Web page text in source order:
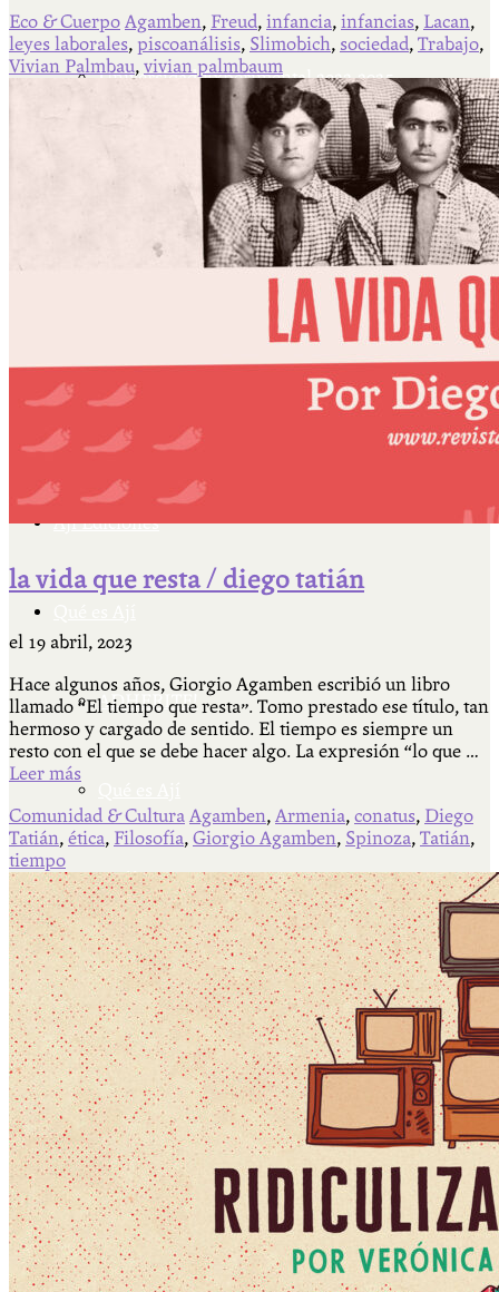
Universidad Experimental 2022-2025
Feria del Libro Venado Tuerto 2022-2025
Facultad Libre Venado Tuerto 1990-1994
Cátedra Bailable 2018
Más
Ají Ediciones
ADHERITE!
Staff
Eco & Cuerpo Agamben, Freud, infancia, infancias, Lacan,
leyes laborales, piscoanálisis, Slimobich, sociedad, Trabajo,
Vivian Palmbau, vivian palmbaum
la vida que resta / diego tatián
el 19 abril, 2023
Hace algunos años, Giorgio Agamben escribió un libro
llamado “El tiempo que resta”. Tomo prestado ese título, tan
hermoso y cargado de sentido. El tiempo es siempre un
resto con el que se debe hacer algo. La expresión “lo que …
Leer más
Comunidad & Cultura Agamben, Armenia, conatus, Diego
Tatián, ética, Filosofía, Giorgio Agamben, Spinoza, Tatián,
tiempo